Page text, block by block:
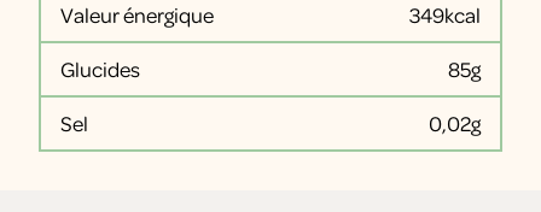
Valeur énergique 349kcal
Glucides 85g
Sel 0,02g